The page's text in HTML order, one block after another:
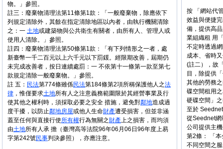
物。」參照。
註三：廢棄物清理法第11條第1款：「一般廢棄物，除應依下
列規定清除外，其餘在指定清除地區以內者，由執行機關清除
之：一 土地或建築物與公共衛生有關者，由所有人、管理人或
使用人清除。」參照。
註四：廢棄物清理法第50條第1款：「有下列情形之一者，處
新臺幣一千二百元以上六千元以下罰鍰。經限期改善，屆期仍
未完成改善者，按日連續處罰：一 不依第十一條第一款至第七
款規定清除一般廢棄物。」參照。
註 五： 民法第774條雖係民法第184條第2項所稱保護他人之法
律 ，惟僅要求土地所有人之注意義務範圍限於其經營事業及行
使其他之權利時，須採取必要之安全 措施，避免對鄰地造成過
度干擾，以防止鄰地房屋或他人生命財產遭受損害，但並非涵
蓋至任何與直接行使所有權行為無關之財產上之損害，而均須
由土地所有人承 擔（臺灣高等法院96年06月06日96年度上易
字第242號民事判決參照），亦應注意。
按 「網站代
效益與便捷
備，提供高
業組織租 用
不定時透過
成本、省時
(註二），故
目，除提供
其他的勞務
碟空間租用
硬碟空間」
至於
從Seednet網
公司提供主
第2條： 「
不同空間之